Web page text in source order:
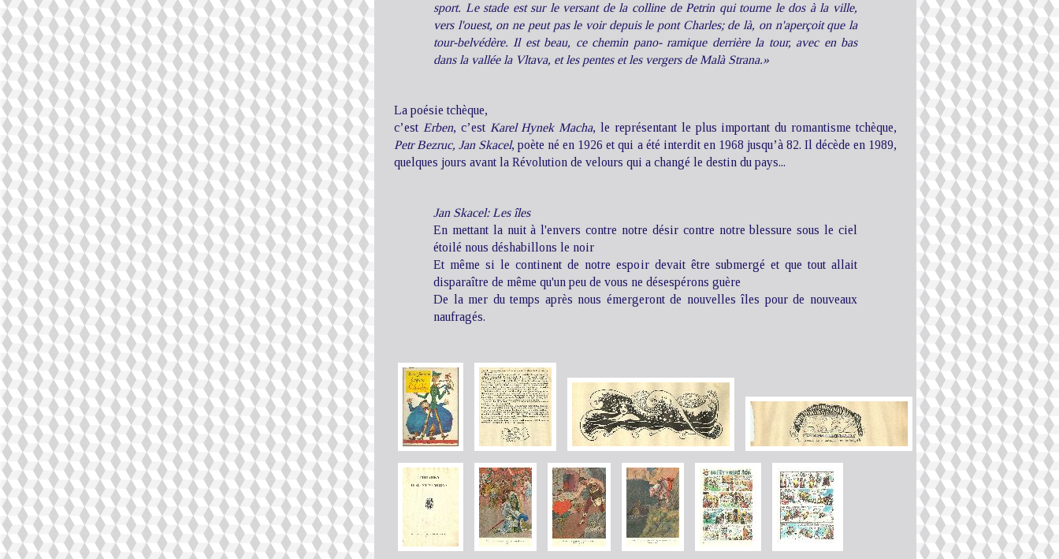
sport. Le stade est sur le versant de la colline de Petrin qui tourne le dos à la ville,
vers l'ouest, on ne peut pas le voir depuis le pont Charles; de là, on n'aperçoit que la
tour-belvédère. Il est beau, ce chemin pano- ramique derrière la tour, avec en bas
dans la vallée la Vltava, et les pentes et les vergers de Malà Strana.»
La poésie tchèque,
c’est Erben, c’est Karel Hynek Macha, le représentant le plus important du romantisme tchèque,
Petr Bezruc, Jan Skacel, poète né en 1926 et qui a été interdit en 1968 jusqu’à 82. Il décède en 1989,
quelques jours avant la Révolution de velours qui a changé le destin du pays...
Jan Skacel: Les îles
En mettant la nuit à l'envers contre notre désir contre notre blessure sous le ciel
étoilé nous déshabillons le noir
Et même si le continent de notre espoir devait être submergé et que tout allait
disparaître de même qu'un peu de vous ne désespérons guère
De la mer du temps après nous émergeront de nouvelles îles pour de nouveaux
naufragés.